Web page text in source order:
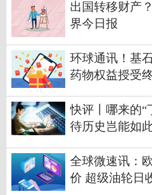
出国转移财产
界今日报
环球通讯！基
药物权益授受
快评丨哪来的“
待历史岂能如
全球微速讯：
价 超级油轮日